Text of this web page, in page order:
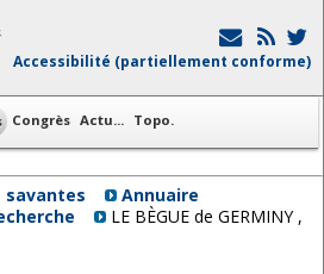
Accessibilité (partiellement conforme)
Congrès Actu... Topo.
savantes
Annuaire
LE BÈGUE de GERMINY ,